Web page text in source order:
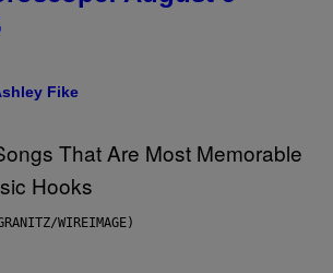
Fike
WIREIMAGE)